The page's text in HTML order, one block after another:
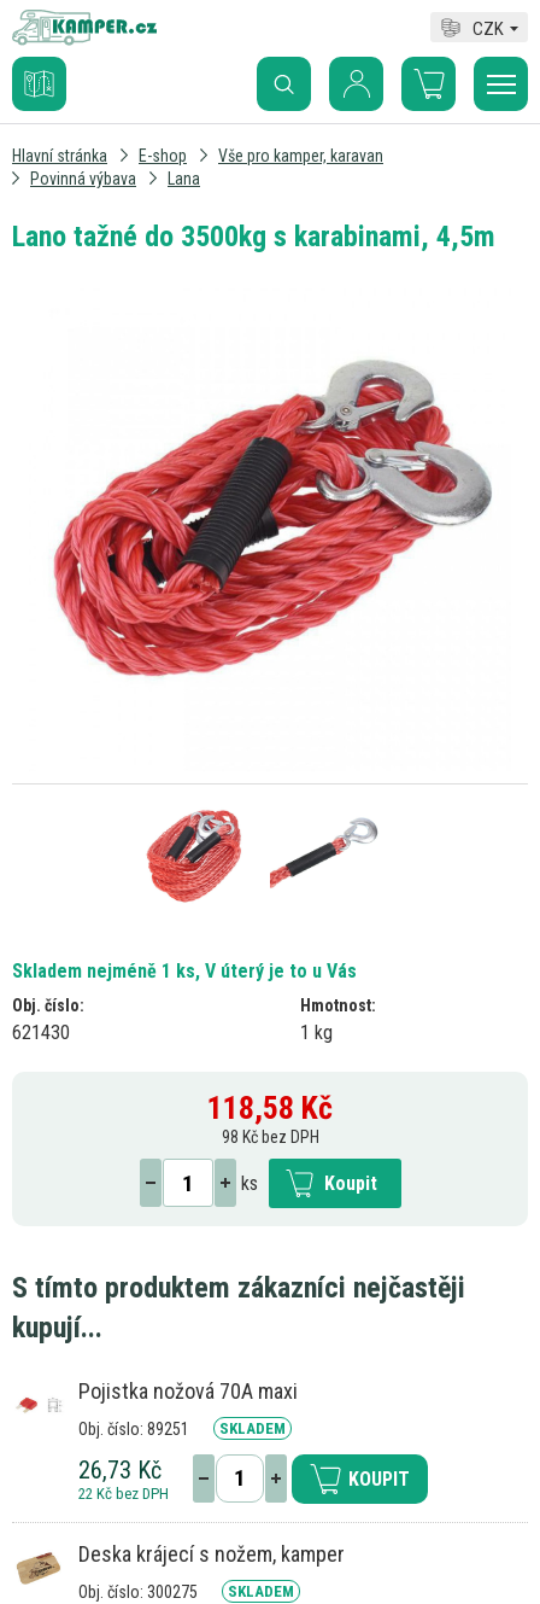
CZK
Hlavní stránka E-shop
Vše pro kamper, karavan
Povinná výbava
Lana
Lano tažné do 3500kg s karabinami, 4,5m
Skladem nejméně 1 ks, V úterý je to u Vás
Obj. číslo:
621430
Hmotnost:
1 kg
118,58 Kč
98 Kč bez DPH
ks Koupit
S tímto produktem zákazníci nejčastěji
kupují...
Pojistka nožová 70A maxi
Obj. číslo: 89251 SKLADEM
26,73 Kč
22 Kč bez DPH
KOUPIT
Deska krájecí s nožem, kamper
Obj. číslo: 300275 SKLADEM